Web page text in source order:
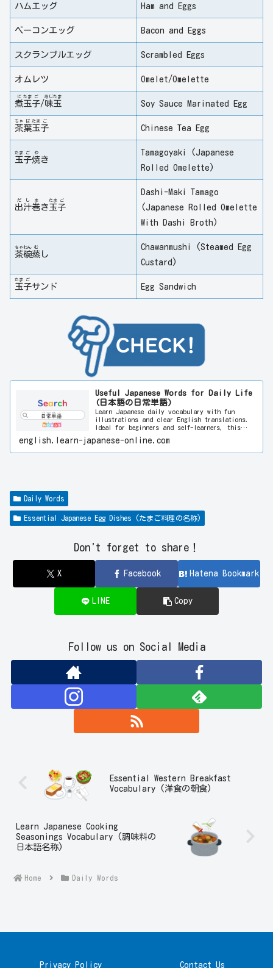
ハムエッグ Ham and Eggs
ベーコンエッグ Bacon and Eggs
スクランブルエッグ Scrambled Eggs
オムレツ Omelet/Omelette
煮
に
玉
たま
子
ご
/味
あじ
玉
たま
Soy Sauce Marinated Egg
茶
ちゃ
葉
ば
玉
たま
子
ご
Chinese Tea Egg
玉
たま
子
ご
焼
や
き
Tamagoyaki (Japanese
Rolled Omelette)
出
だ
汁
し
巻
ま
き玉
たま
子
ご
Dashi-Maki Tamago
(Japanese Rolled Omelette
With Dashi Broth)
茶
ちゃ
碗
わん
蒸
む
し
Chawanmushi (Steamed Egg
Custard)
玉
たま
子
ご
サンド Egg Sandwich
Useful Japanese Words for Daily Life
(日本語の日常単語)
Learn Japanese daily vocabulary with fun
illustrations and clear English translations.
Ideal for beginners and self-learners, this
visual approach helps you improve language
skills quickly and enjoyably. Start learning
Japanese today!
english.learn-japanese-online.com
Daily Words
Essential Japanese Egg Dishes (たまご料理の名称)
Don't forget to share！
X Facebook Hatena Bookmark
LINE Copy
Follow us on Social Media
Essential Western Breakfast
Vocabulary (洋食の朝食)
Learn Japanese Cooking
Seasonings Vocabulary (調味料の
日本語名称)
Home Daily Words
Privacy Policy Contact Us